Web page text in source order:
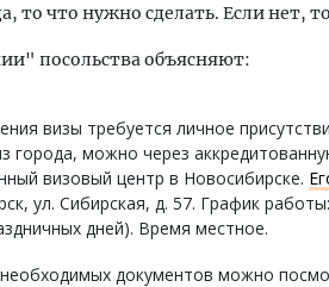
то что нужно сделать. Если нет,
посольства объясняют:
визы требуется личное
города, можно через
визовый центр в Новосибирске.
ул. Сибирская, д. 57. График
дней). Время местное.
документов можно
«Жилищной
оставаться на
СТРОИТЕЛЬСТВО